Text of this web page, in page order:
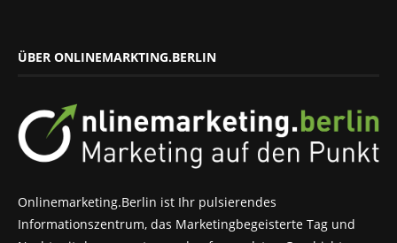
ÜBER ONLINEMARKTING.BERLIN
Onlinemarketing.Berlin ist Ihr pulsierendes
Informationszentrum, das Marketingbegeisterte Tag und